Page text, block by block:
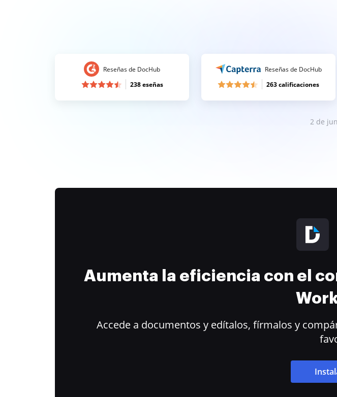
Reseñas de DocHub
238 eseñas
Reseñas de DocHub
263 calificaciones
2 de
Aumenta la eficiencia con el
Accede a documentos y edítalos, fírmalos y